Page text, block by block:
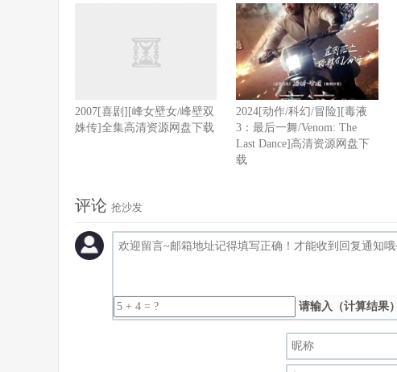
2007[喜剧][峰女壁女/峰壁双
姝传]全集高清资源网盘下载
2024[动作/科幻/冒险][毒液
3：最后一舞/Venom: The
Last Dance]高清资源网盘下
载
评论 抢沙发
请输入（计算结果）